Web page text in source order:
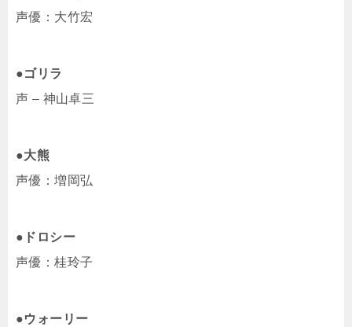
声優：大竹宏
●ゴリラ
声 – 神山卓三
●大熊
声優：増岡弘
●ドロシー
声優：桂玲子
●ウォーリー